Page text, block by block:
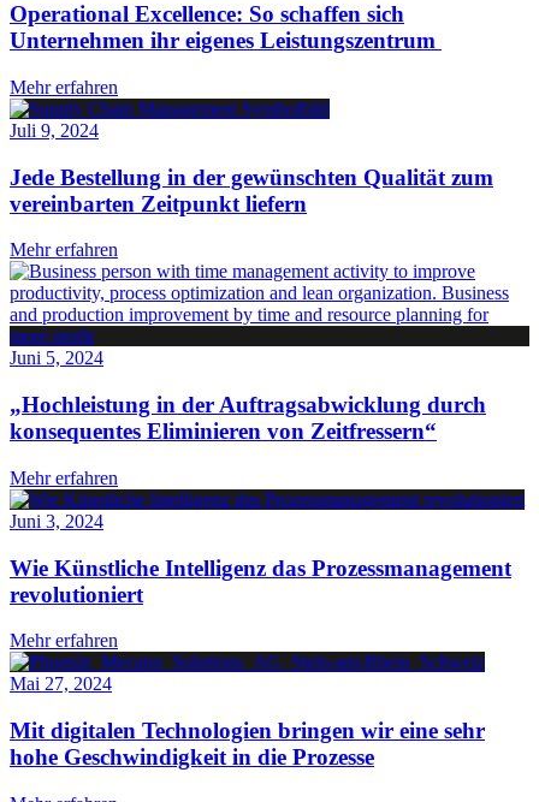
Operational Excellence: So schaffen sich
Unternehmen ihr eigenes Leistungszentrum
Mehr erfahren
Juli 9, 2024
Jede Bestellung in der gewünschten Qualität zum
vereinbarten Zeitpunkt liefern
Mehr erfahren
Juni 5, 2024
„Hochleistung in der Auftragsabwicklung durch
konsequentes Eliminieren von Zeitfressern“
Mehr erfahren
Juni 3, 2024
Wie Künstliche Intelligenz das Prozessmanagement
revolutioniert
Mehr erfahren
Mai 27, 2024
Mit digitalen Technologien bringen wir eine sehr
hohe Geschwindigkeit in die Prozesse